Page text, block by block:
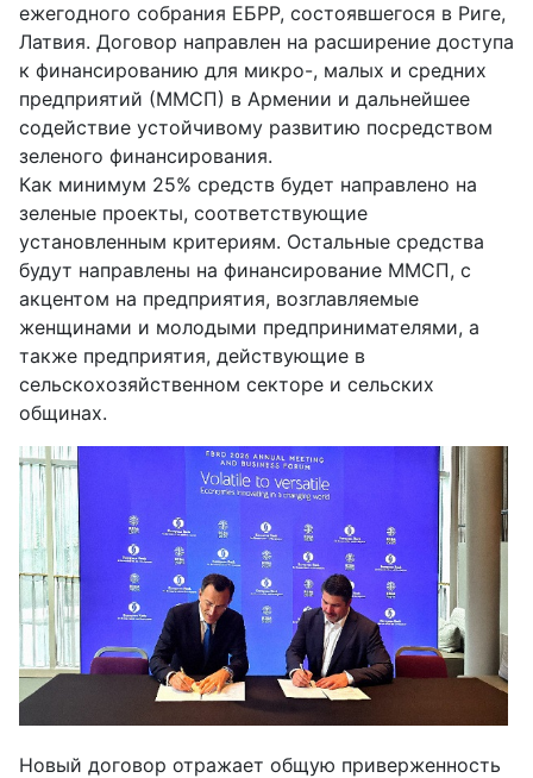
ежегодного собрания ЕБРР, состоявшегося в Риге,
Латвия. Договор направлен на расширение доступа
к финансированию для микро-, малых и средних
предприятий (ММСП) в Армении и дальнейшее
содействие устойчивому развитию посредством
зеленого финансирования.
Как минимум 25% средств будет направлено на
зеленые проекты, соответствующие
установленным критериям. Остальные средства
будут направлены на финансирование ММСП, с
акцентом на предприятия, возглавляемые
женщинами и молодыми предпринимателями, а
также предприятия, действующие в
сельскохозяйственном секторе и сельских
общинах.
Новый договор отражает общую приверженность